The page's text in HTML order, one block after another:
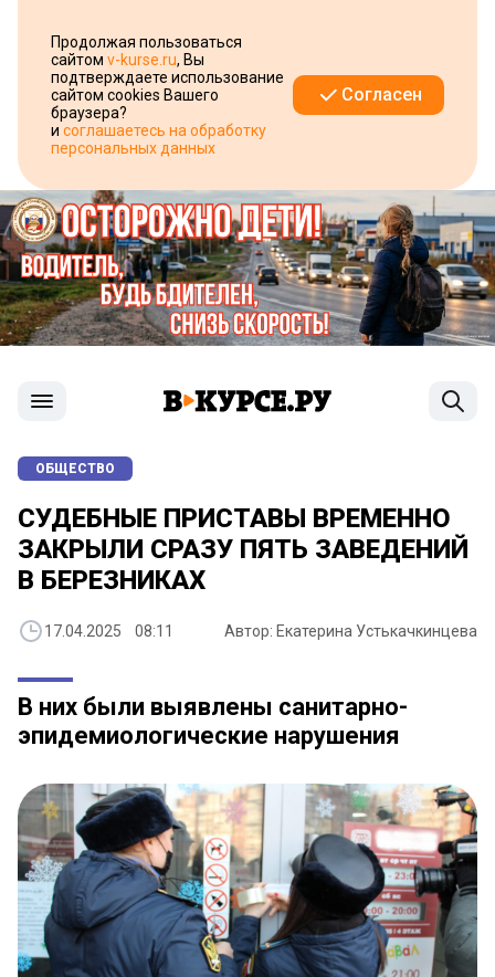
Продолжая пользоваться
сайтом v-kurse.ru, Вы
подтверждаете использование
сайтом cookies Вашего
браузера?
и соглашаетесь на обработку
персональных данных
Согласен
ОБЩЕСТВО
СУДЕБНЫЕ ПРИСТАВЫ ВРЕМЕННО
ЗАКРЫЛИ СРАЗУ ПЯТЬ ЗАВЕДЕНИЙ
В БЕРЕЗНИКАХ
17.04.2025 08:11 Автор: Екатерина Устькачкинцева
В них были выявлены санитарно-
эпидемиологические нарушения